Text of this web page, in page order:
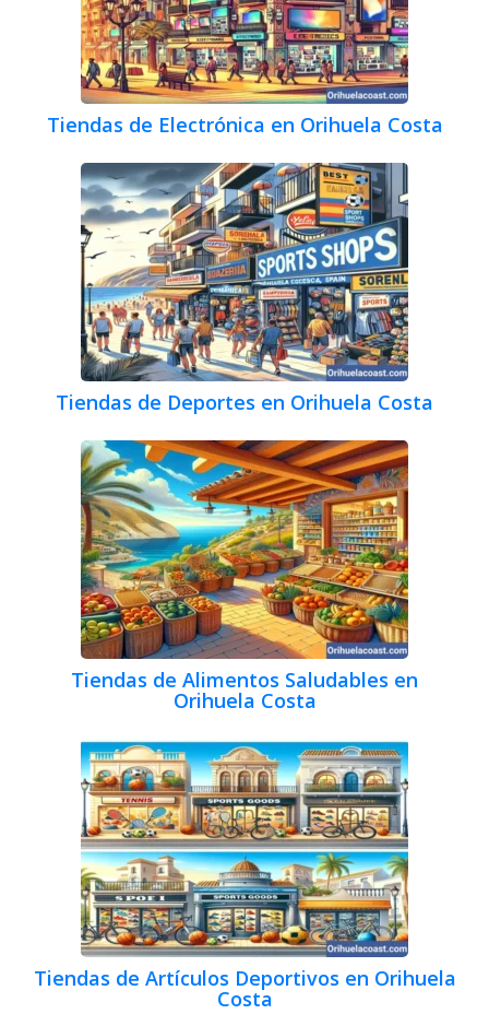
Tiendas de Electrónica en Orihuela Costa
Tiendas de Deportes en Orihuela Costa
Tiendas de Alimentos Saludables en
Orihuela Costa
Tiendas de Artículos Deportivos en Orihuela
Costa